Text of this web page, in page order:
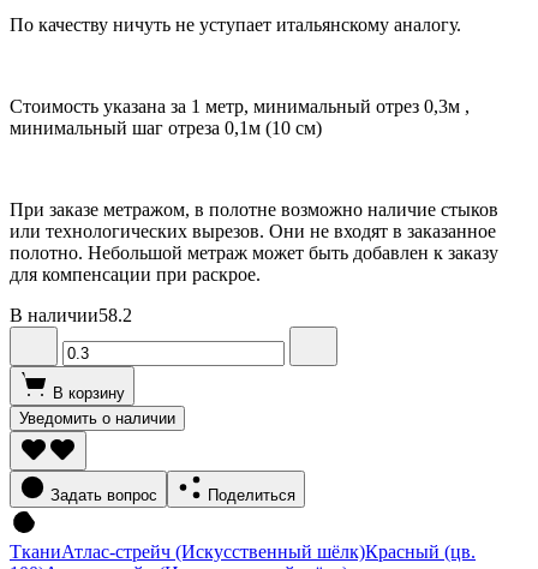
По качеству ничуть не уступает итальянскому аналогу.
Стоимость указана за 1 метр, минимальный отрез 0,3м ,
минимальный шаг отреза 0,1м (10 см)
При заказе метражом, в полотне возможно наличие стыков
или технологических вырезов. Они не входят в заказанное
полотно. Небольшой метраж может быть добавлен к заказу
для компенсации при раскрое.
В наличии58.2
В корзину
Уведомить о наличии
Задать вопрос Поделиться
ТканиАтлас-стрейч (Искусственный шёлк)Красный (цв.